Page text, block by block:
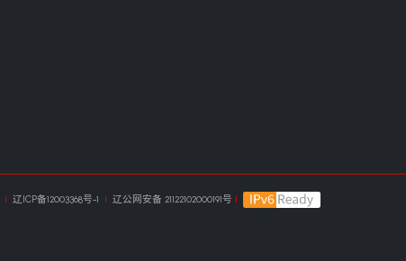
| 辽ICP备12003368号-1 | 辽公网安备 21122102000191号 |